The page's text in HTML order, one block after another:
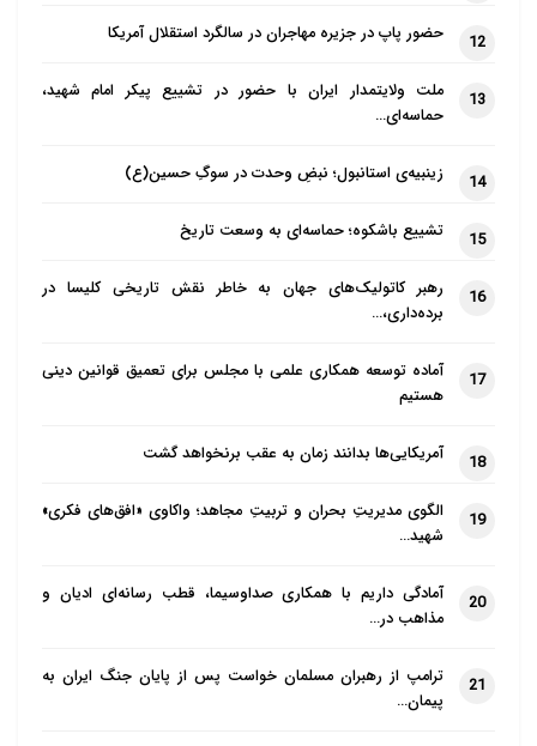
12 حضور پاپ در جزیره مهاجران در سالگرد استقلال آمریکا
13
ملت ولایتمدار ایران با حضور در تشییع پیکر امام شهید،
حماسه‌ای…
14 زینبیه‌ی استانبول؛ نبضِ وحدت در سوگِ حسین(ع)
15 تشییع باشکوه؛ حماسه‌ای به وسعت تاریخ
16
رهبر کاتولیک‌های جهان به خاطر نقش تاریخی کلیسا در
برده‌داری،…
17
آماده توسعه همکاری علمی با مجلس برای تعمیق قوانین دینی
هستیم
18 آمریکایی‌ها بدانند زمان به عقب برنخواهد گشت
19
الگوی مدیریتِ بحران و تربیتِ مجاهد؛ واکاوی «افق‌های فکری»
شهید…
20
آمادگی داریم با همکاری صداوسیما، قطب رسانه‌ای ادیان و
مذاهب در…
21
ترامپ از رهبران مسلمان خواست پس از پایان جنگ ایران به
پیمان…